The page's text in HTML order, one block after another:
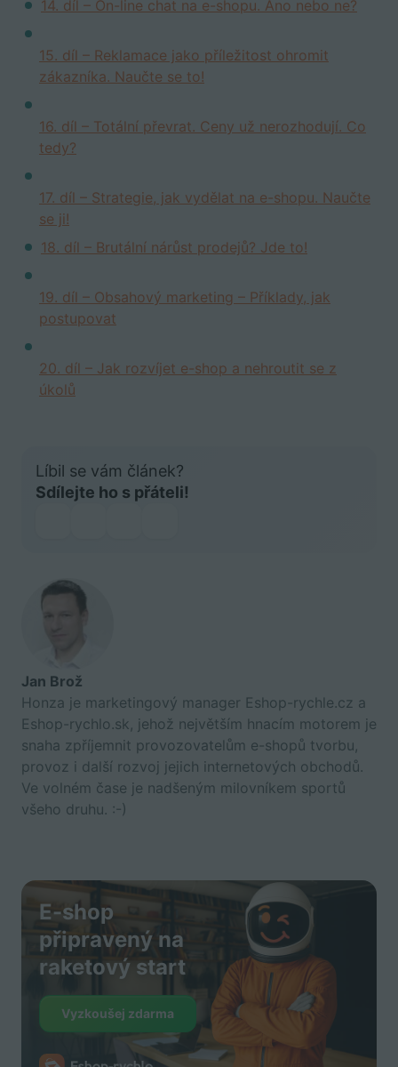
14. díl – On-line chat na e-shopu. Ano nebo ne?
15. díl – Reklamace jako příležitost ohromit
zákazníka. Naučte se to!
16. díl – Totální převrat. Ceny už nerozhodují. Co
tedy?
17. díl – Strategie, jak vydělat na e-shopu. Naučte
se ji!
18. díl – Brutální nárůst prodejů? Jde to!
19. díl – Obsahový marketing – Příklady, jak
postupovat
20. díl – Jak rozvíjet e-shop a nehroutit se z
úkolů
Líbil se vám článek?
Sdílejte ho s přáteli!
Jan Brož
Honza je marketingový manager Eshop-rychle.cz a
Eshop-rychlo.sk, jehož největším hnacím motorem je
snaha zpříjemnit provozovatelům e-shopů tvorbu,
provoz i další rozvoj jejich internetových obchodů.
Ve volném čase je nadšeným milovníkem sportů
všeho druhu. :-)
E-shop
připravený na
raketový start
Vyzkoušej zdarma